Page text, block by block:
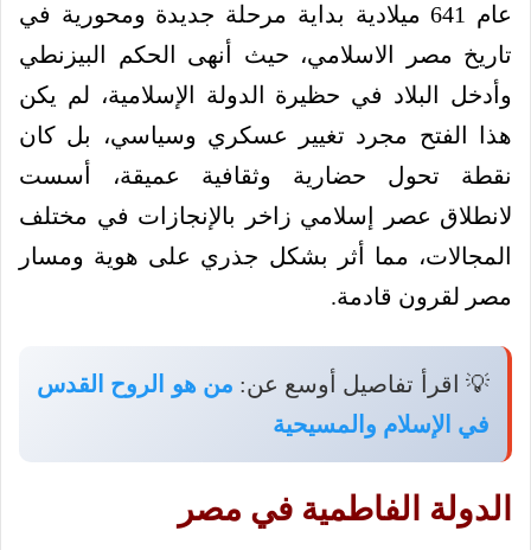
عام 641 ميلادية بداية مرحلة جديدة ومحورية في
تاريخ مصر الاسلامي، حيث أنهى الحكم البيزنطي
وأدخل البلاد في حظيرة الدولة الإسلامية، لم يكن
هذا الفتح مجرد تغيير عسكري وسياسي، بل كان
نقطة تحول حضارية وثقافية عميقة، أسست
لانطلاق عصر إسلامي زاخر بالإنجازات في مختلف
المجالات، مما أثر بشكل جذري على هوية ومسار
مصر لقرون قادمة.
💡 اقرأ تفاصيل أوسع عن: من هو الروح القدس
في الإسلام والمسيحية
الدولة الفاطمية في مصر